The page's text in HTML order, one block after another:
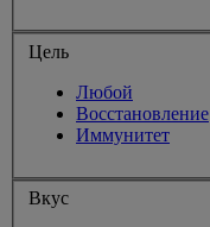
Цель
Любой
Восстановление
Иммунитет
Вкус